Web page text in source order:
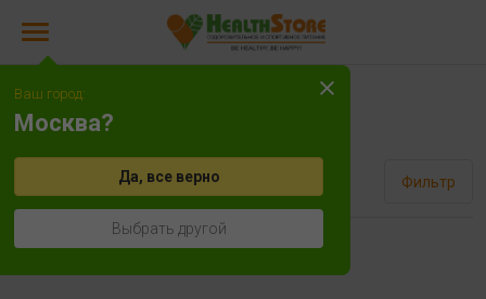
Сортировать Фильтр
Ваш город:
Москва?
Да, все верно
Выбрать другой